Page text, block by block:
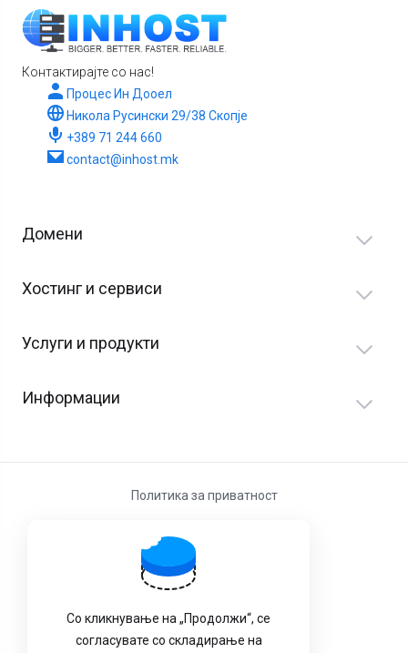
Контактирајте со нас!
Процес Ин Дооел
Никола Русински 29/38 Скопје
+389 71 244 660
contact@inhost.mk
Домени
Хостинг и сервиси
Услуги и продукти
Информации
Политика за приватност
Со кликнување на „Продолжи“, се
согласувате со складирање на